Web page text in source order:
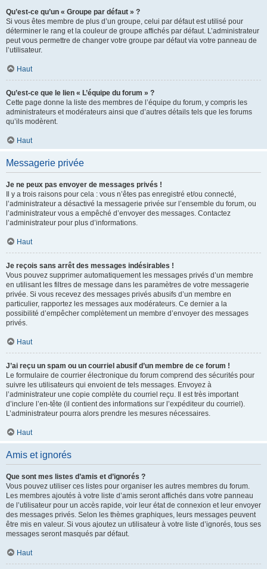
Qu’est-ce qu’un « Groupe par défaut » ?
Si vous êtes membre de plus d’un groupe, celui par défaut est utilisé pour
déterminer le rang et la couleur de groupe affichés par défaut. L’administrateur
peut vous permettre de changer votre groupe par défaut via votre panneau de
l’utilisateur.
Haut
Qu’est-ce que le lien « L’équipe du forum » ?
Cette page donne la liste des membres de l’équipe du forum, y compris les
administrateurs et modérateurs ainsi que d’autres détails tels que les forums
qu’ils modèrent.
Haut
Messagerie privée
Je ne peux pas envoyer de messages privés !
Il y a trois raisons pour cela : vous n’êtes pas enregistré et/ou connecté,
l’administrateur a désactivé la messagerie privée sur l’ensemble du forum, ou
l’administrateur vous a empêché d’envoyer des messages. Contactez
l’administrateur pour plus d’informations.
Haut
Je reçois sans arrêt des messages indésirables !
Vous pouvez supprimer automatiquement les messages privés d’un membre
en utilisant les filtres de message dans les paramètres de votre messagerie
privée. Si vous recevez des messages privés abusifs d’un membre en
particulier, rapportez les messages aux modérateurs. Ce dernier a la
possibilité d’empêcher complètement un membre d’envoyer des messages
privés.
Haut
J’ai reçu un spam ou un courriel abusif d’un membre de ce forum !
Le formulaire de courrier électronique du forum comprend des sécurités pour
suivre les utilisateurs qui envoient de tels messages. Envoyez à
l’administrateur une copie complète du courriel reçu. Il est très important
d’inclure l’en-tête (il contient des informations sur l’expéditeur du courriel).
L’administrateur pourra alors prendre les mesures nécessaires.
Haut
Amis et ignorés
Que sont mes listes d’amis et d’ignorés ?
Vous pouvez utiliser ces listes pour organiser les autres membres du forum.
Les membres ajoutés à votre liste d’amis seront affichés dans votre panneau
de l’utilisateur pour un accès rapide, voir leur état de connexion et leur envoyer
des messages privés. Selon les thèmes graphiques, leurs messages peuvent
être mis en valeur. Si vous ajoutez un utilisateur à votre liste d’ignorés, tous ses
messages seront masqués par défaut.
Haut